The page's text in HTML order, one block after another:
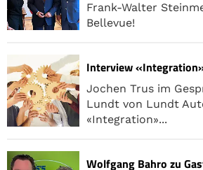
Frank-Walter
Bellevue!
Interview
Jochen Trus im
Lundt von Lundt
«Integration»...
Wolfgang Bahro zu